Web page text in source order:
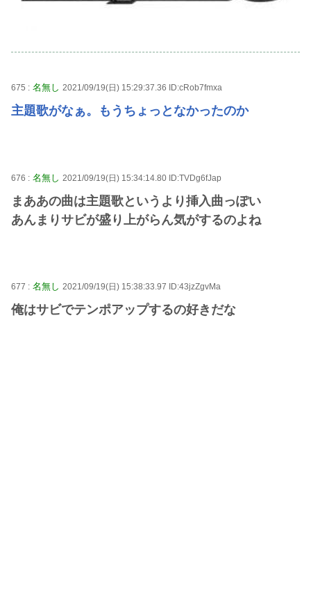
675 : 名無し 2021/09/19(日) 15:29:37.36 ID:cRob7fmxa
主題歌がなぁ。もうちょっとなかったのか
676 : 名無し 2021/09/19(日) 15:34:14.80 ID:TVDg6fJap
まああの曲は主題歌というより挿入曲っぽい
あんまりサビが盛り上がらん気がするのよね
677 : 名無し 2021/09/19(日) 15:38:33.97 ID:43jzZgvMa
俺はサビでテンポアップするの好きだな